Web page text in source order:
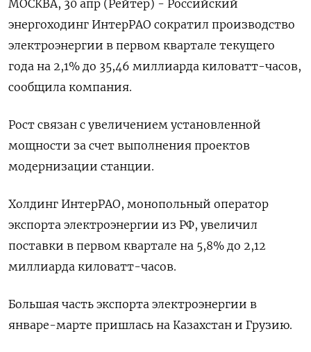
МОСКВА, 30 апр (Рейтер) - Российский
энергоходинг ИнтерРАО сократил ‌производство
электроэнергии в первом квартале ​текущего ​
года на ​2,1% ⁠до ‌35,46 миллиарда киловатт-часов,
‌сообщила компания.
Рост связан с ​увеличением ‌установленной
мощности ​за счет выполнения проектов
‌модернизации станции.
Холдинг ИнтерРАО, монопольный оператор ​
экспорта электроэнергии ​из ‌РФ, увеличил ​
поставки в первом квартале на 5,8% до 2,12
миллиарда киловатт-часов.
Большая ​часть ⁠экспорта электроэнергии в
январе-марте пришлась ‌на Казахстан ‌и Грузию.